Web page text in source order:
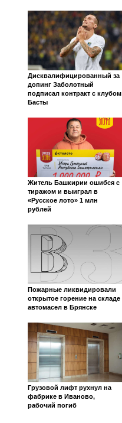
Дисквалифицированный за
допинг Заболотный
подписал контракт с клубом
Басты
Житель Башкирии ошибся с
тиражом и выиграл в
«Русское лото» 1 млн
рублей
Пожарные ликвидировали
открытое горение на складе
автомасел в Брянске
Грузовой лифт рухнул на
фабрике в Иваново,
рабочий погиб